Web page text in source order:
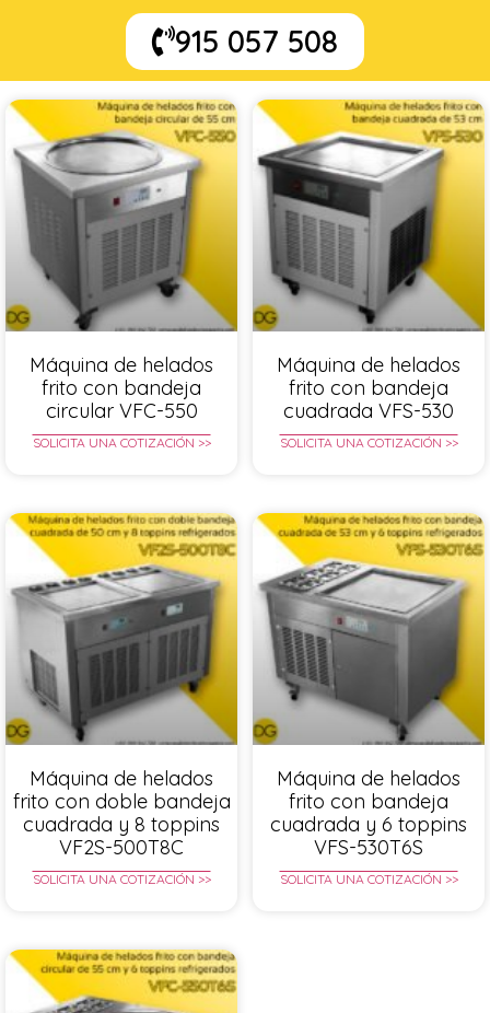
915 057 508
Máquina de helados
frito con bandeja
circular VFC-550
SOLICITA UNA COTIZACIÓN >>
Máquina de helados
frito con bandeja
cuadrada VFS-530
SOLICITA UNA COTIZACIÓN >>
Máquina de helados
frito con doble bandeja
cuadrada y 8 toppins
VF2S-500T8C
SOLICITA UNA COTIZACIÓN >>
Máquina de helados
frito con bandeja
cuadrada y 6 toppins
VFS-530T6S
SOLICITA UNA COTIZACIÓN >>